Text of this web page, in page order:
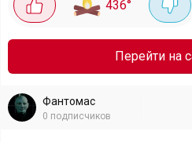
436°
Перейти на
Фантомас
0 подписчиков